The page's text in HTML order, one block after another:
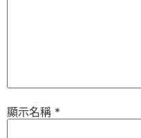
顯示名稱 *